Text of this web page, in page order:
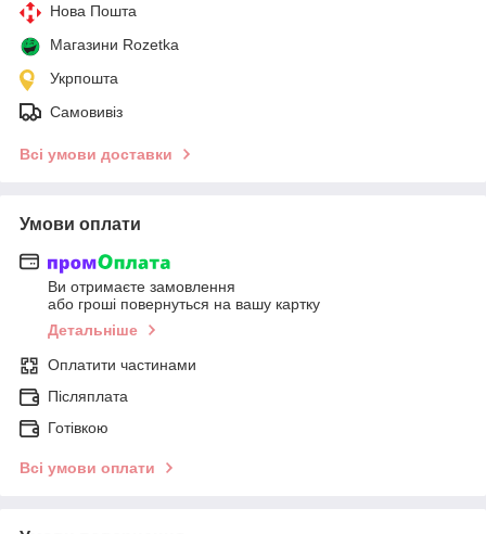
Нова Пошта
Магазини Rozetka
Укрпошта
Самовивіз
Всі умови доставки
Умови оплати
Ви отримаєте замовлення
або гроші повернуться на вашу картку
Детальніше
Оплатити частинами
Післяплата
Готівкою
Всі умови оплати